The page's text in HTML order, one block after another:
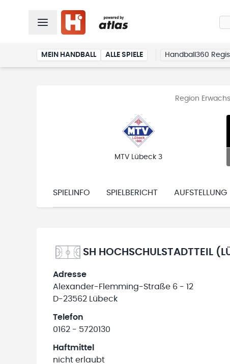
MEIN HANDBALL ALLE SPIELE Handball360
Region
MTV Lübeck 3
SPIELINFO SPIELBERICHT AUFSTELLUNG
SH HOCHSCHULSTADTTEIL
Adresse
Alexander-Flemming-Straße 6 - 12
D-23562 Lübeck
Telefon
0162 - 5720130
Haftmittel
nicht erlaubt